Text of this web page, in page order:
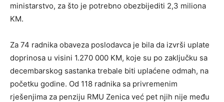
ministarstvo, za što je potrebno obezbijediti 2,3 miliona
KM.
Za 74 radnika obaveza poslodavca je bila da izvrši uplate
doprinosa u visini 1.270 000 KM, koje su po zaključku sa
decembarskog sastanka trebale biti uplaćene odmah, na
početku godine. Od 118 radnika sa privremenim
rješenjima za penziju RMU Zenica već pet njih nije među